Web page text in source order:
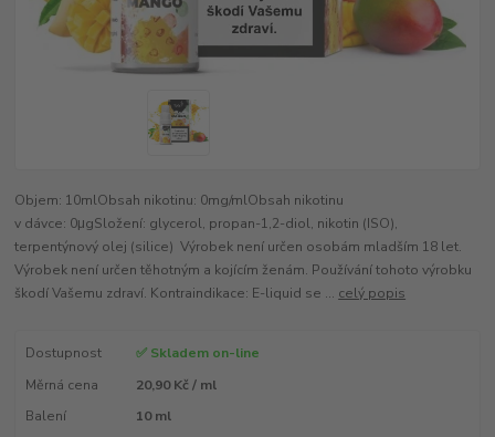
Objem: 10mlObsah nikotinu: 0mg/mlObsah nikotinu
v dávce: 0μgSložení: glycerol, propan-1,2-diol, nikotin (ISO),
terpentýnový olej (silice) Výrobek není určen osobám mladším 18 let.
Výrobek není určen těhotným a kojícím ženám. Používání tohoto výrobku
škodí Vašemu zdraví. Kontraindikace: E-liquid se ... celý popis
Dostupnost
✅ Skladem on-line
Měrná cena
20,90 Kč / ml
Balení
10 ml